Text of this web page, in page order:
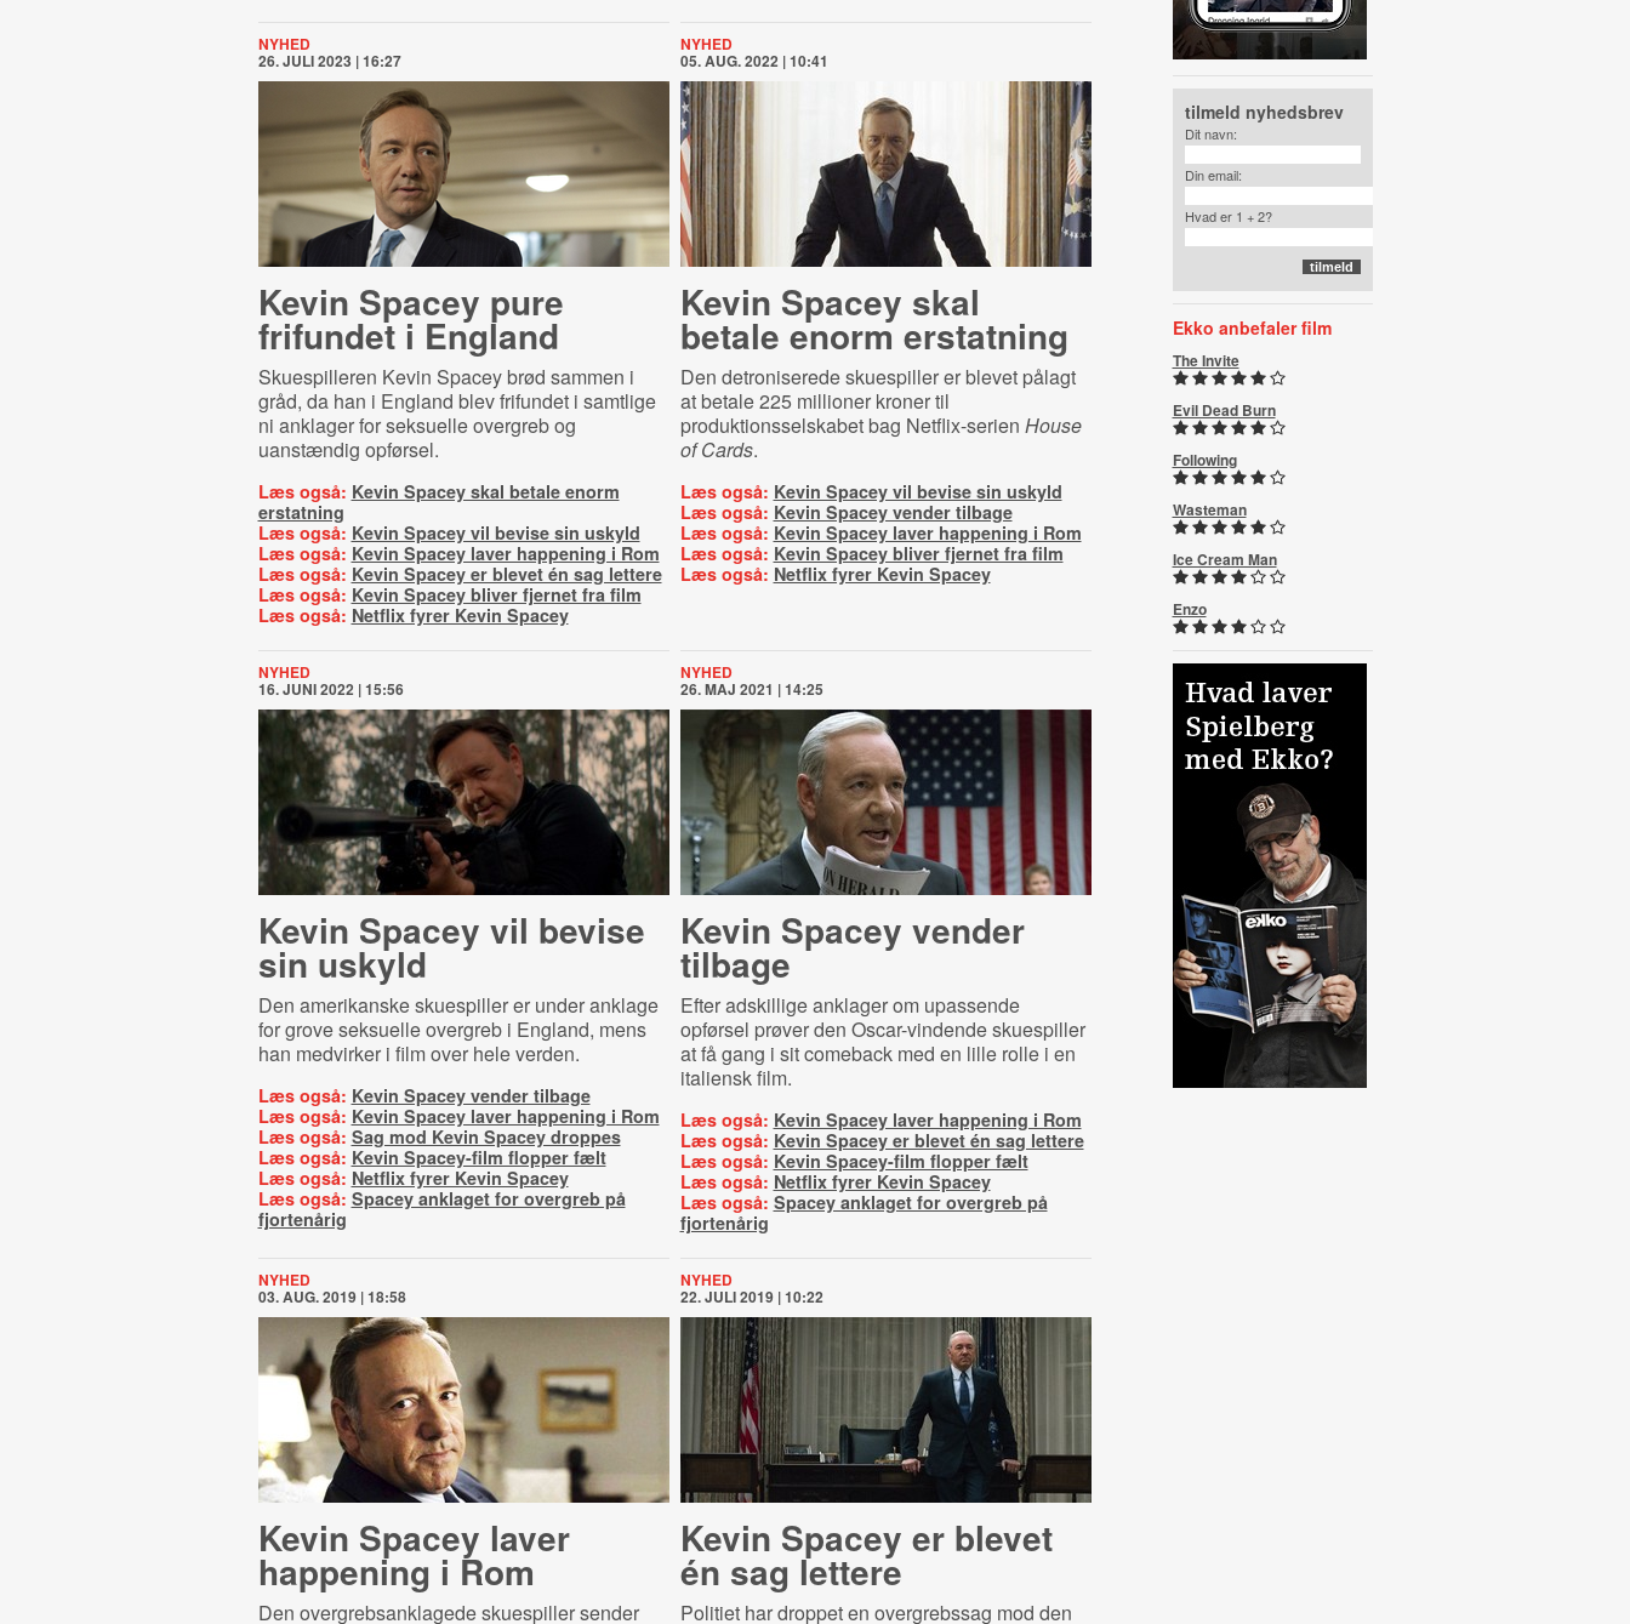
NYHED
26. JULI 2023 | 16:27
Kevin Spacey pure
frifundet i England
Skuespilleren Kevin Spacey brød sammen i
gråd, da han i England blev frifundet i samtlige
ni anklager for seksuelle overgreb og
uanstændig opførsel.
Læs også: Kevin Spacey skal betale enorm
erstatning
Læs også: Kevin Spacey vil bevise sin uskyld
Læs også: Kevin Spacey laver happening i Rom
Læs også: Kevin Spacey er blevet én sag lettere
Læs også: Kevin Spacey bliver fjernet fra film
Læs også: Netflix fyrer Kevin Spacey
NYHED
05. AUG. 2022 | 10:41
Kevin Spacey skal
betale enorm erstatning
Den detroniserede skuespiller er blevet pålagt
at betale 225 millioner kroner til
produktionsselskabet bag Netflix-serien House
of Cards.
Læs også: Kevin Spacey vil bevise sin uskyld
Læs også: Kevin Spacey vender tilbage
Læs også: Kevin Spacey laver happening i Rom
Læs også: Kevin Spacey bliver fjernet fra film
Læs også: Netflix fyrer Kevin Spacey
NYHED
16. JUNI 2022 | 15:56
Kevin Spacey vil bevise
sin uskyld
Den amerikanske skuespiller er under anklage
for grove seksuelle overgreb i England, mens
han medvirker i film over hele verden.
Læs også: Kevin Spacey vender tilbage
Læs også: Kevin Spacey laver happening i Rom
Læs også: Sag mod Kevin Spacey droppes
Læs også: Kevin Spacey-film flopper fælt
Læs også: Netflix fyrer Kevin Spacey
Læs også: Spacey anklaget for overgreb på
fjortenårig
NYHED
26. MAJ 2021 | 14:25
Kevin Spacey vender
tilbage
Efter adskillige anklager om upassende
opførsel prøver den Oscar-vindende skuespiller
at få gang i sit comeback med en lille rolle i en
italiensk film.
Læs også: Kevin Spacey laver happening i Rom
Læs også: Kevin Spacey er blevet én sag lettere
Læs også: Kevin Spacey-film flopper fælt
Læs også: Netflix fyrer Kevin Spacey
Læs også: Spacey anklaget for overgreb på
fjortenårig
NYHED
03. AUG. 2019 | 18:58
Kevin Spacey laver
happening i Rom
Den overgrebsanklagede skuespiller sender
NYHED
22. JULI 2019 | 10:22
Kevin Spacey er blevet
én sag lettere
Politiet har droppet en overgrebssag mod den
tilmeld nyhedsbrev
Dit navn:
Din email:
Hvad er 1 + 2?
Ekko anbefaler film
The Invite
Evil Dead Burn
Following
Wasteman
Ice Cream Man
Enzo